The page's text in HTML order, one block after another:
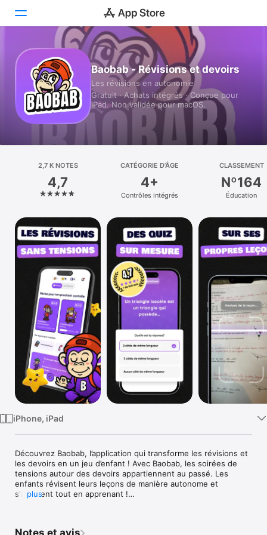
Aujourd’hui
Jeux
Apps
Arcade
Plateforme
iPhone
iPad
Mac
Vision
Watch
Baobab - Révisions et devoirs
Les révisions en autonomie
Gratuit · Achats intégrés · Conçue pour
iPad. Non validée pour macOS.
2,7 K NOTES
4,7
CATÉGORIE D’ÂGE
4+
Contrôles intégrés
CLASSEMENT
Nº164
Éducation
iPhone, iPad
Découvrez Baobab, l’application qui transforme les révisions et
les devoirs en un jeu d’enfant ! Avec Baobab, les soirées de
tensions autour des devoirs appartiennent au passé. Les
enfants révisent leurs leçons de manière autonome et
s'amusent tout en apprenant !
plus